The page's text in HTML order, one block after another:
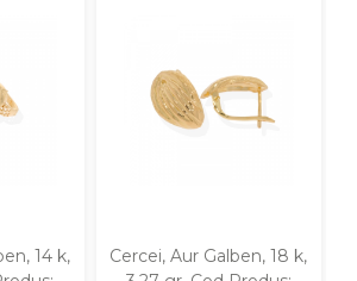
14 k,
Cercei, Aur Galben, 18 k,